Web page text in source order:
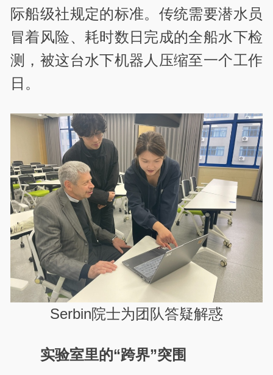
际船级社规定的标准。传统需要潜水员
冒着风险、耗时数日完成的全船水下检
测，被这台水下机器人压缩至一个工作
日。
Serbin院士为团队答疑解惑
实验室里的“跨界”突围